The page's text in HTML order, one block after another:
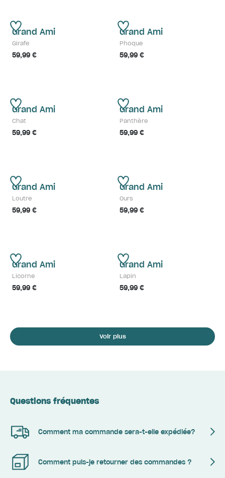
Grand Ami
Girafe
59,99 €
Grand Ami
Phoque
59,99 €
Grand Ami
Chat
59,99 €
Grand Ami
Panthère
59,99 €
Grand Ami
Loutre
59,99 €
Grand Ami
Ours
59,99 €
Grand Ami
Licorne
59,99 €
Grand Ami
Lapin
59,99 €
Voir plus
Questions fréquentes
Comment ma commande sera-t-elle expédiée?
Comment puis-je retourner des commandes ?